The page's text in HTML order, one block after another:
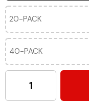
20-PACK
40-PACK